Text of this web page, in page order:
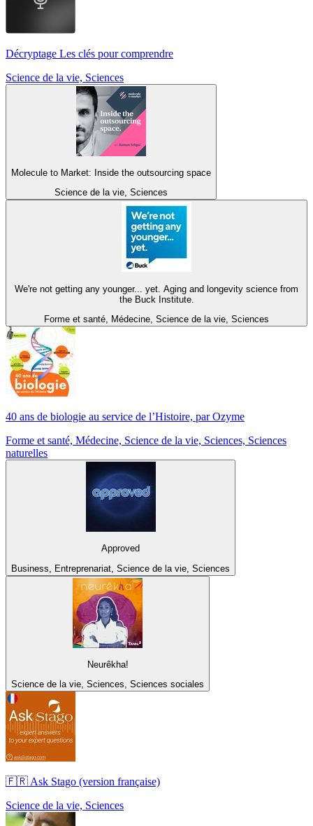
Décryptage Les clés pour comprendre
Science de la vie, Sciences
Molecule to Market: Inside the outsourcing space
Science de la vie, Sciences
We're not getting any younger... yet. Aging and longevity science from
the Buck Institute.
Forme et santé, Médecine, Science de la vie, Sciences
40 ans de biologie au service de l’Histoire, par Ozyme
Forme et santé, Médecine, Science de la vie, Sciences, Sciences
naturelles
Approved
Business, Entreprenariat, Science de la vie, Sciences
Neurêkha!
Science de la vie, Sciences, Sciences sociales
🇫🇷 Ask Stago (version française)
Science de la vie, Sciences